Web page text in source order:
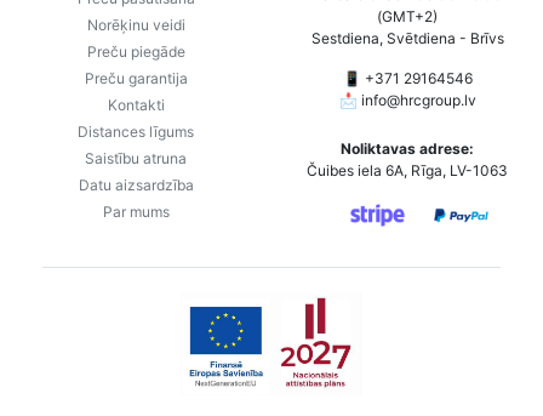
Norēķinu veidi
Preču piegāde
Preču garantija
Kontakti
Distances līgums
Saistību atruna
Datu aizsardzība
Par mums
(GMT+2)
Sestdiena, Svētdiena - Brīvs
📱 +371 29164546
📩 info@hrcgroup.lv
Noliktavas adrese:
Čuibes iela 6A, Rīga, LV-1063